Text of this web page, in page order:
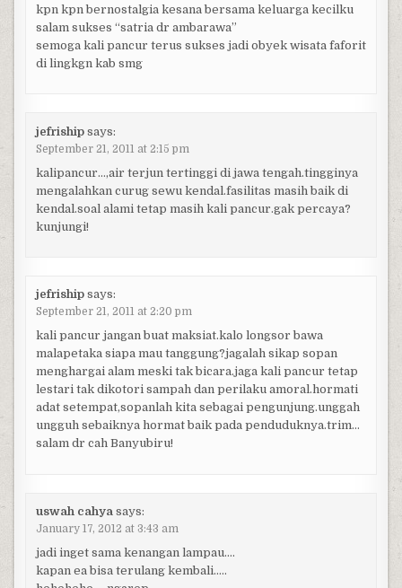
kpn kpn bernostalgia kesana bersama keluarga kecilku
salam sukses “satria dr ambarawa”
semoga kali pancur terus sukses jadi obyek wisata faforit
di lingkgn kab smg
jefriship says:
September 21, 2011 at 2:15 pm
kalipancur…,air terjun tertinggi di jawa tengah.tingginya
mengalahkan curug sewu kendal.fasilitas masih baik di
kendal.soal alami tetap masih kali pancur.gak percaya?
kunjungi!
jefriship says:
September 21, 2011 at 2:20 pm
kali pancur jangan buat maksiat.kalo longsor bawa
malapetaka siapa mau tanggung?jagalah sikap sopan
menghargai alam meski tak bicara.jaga kali pancur tetap
lestari tak dikotori sampah dan perilaku amoral.hormati
adat setempat,sopanlah kita sebagai pengunjung.unggah
ungguh sebaiknya hormat baik pada penduduknya.trim…
salam dr cah Banyubiru!
uswah cahya says:
January 17, 2012 at 3:43 am
jadi inget sama kenangan lampau….
kapan ea bisa terulang kembali…..